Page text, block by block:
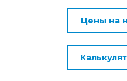
Цены на